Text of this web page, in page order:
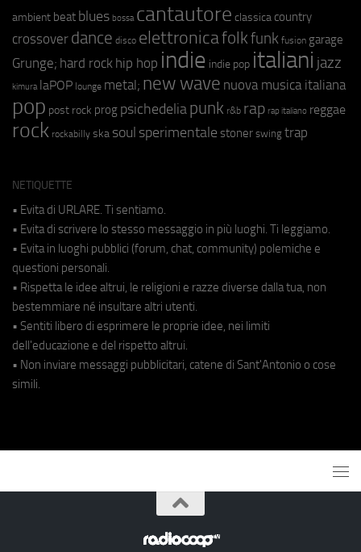
ambient beat blues bossa cantautore classica country
crossover dance disco elettronicafolkfunk fusion garage
Grunge; hard rock hip hop indie indie pop italiani jazz
kimura laPOP lounge metal; new wave nuova musica italiana
pop post rock prog psichedeliapunk r&b rap rap italiano reggae
rock rockabilly ska soul sperimentale stoner swing trap
NETIQUETTE
• Evita di URLARE. Ti sentiamo.
• Evita di scrivere lo stesso messaggio in più luoghi. Ti leggiamo.
• Evita in luoghi pubblici (forum, chat, community) polemiche e
questioni personali.
• Rispetta le idee altrui, le religioni e razze diverse dalla tua, non
bestemmiare né insultare altri utenti.
• Sentiti libero di esprimere le proprie idee, nei limiti
dell'educazione e del rispetto altrui.
• Non inviare messaggi pubblicitari, catene di Sant'Antonio o cose
simili.